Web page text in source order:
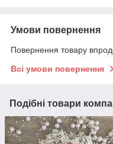
Умови повернення
Повернення товару
Всі умови повернення
Подібні товари